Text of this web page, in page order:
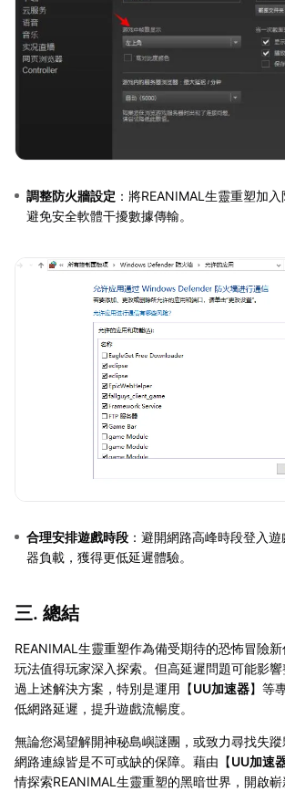
調整防火牆設定 ：將REANIMAL生靈重塑加
避免安全軟體干擾數據傳輸。
合理安排遊戲時段 ：避開網路高峰時段登入
器負載，獲得更低延遲體驗。
三. 總結
REANIMAL生靈重塑作為備受期待的恐怖冒險
玩法值得玩家深入探索。但高延遲問題可能影
過上述解決方案，特別是運用【UU加速器】等
低網路延遲，提升遊戲流暢度。
無論您渴望解開神秘島嶼謎團，或致力尋找失
網路連線皆是不可或缺的保障。藉由【UU加速
情探索REANIMAL生靈重塑的黑暗世界，開啟